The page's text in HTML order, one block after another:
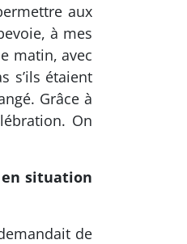
aux
à mes
matin, avec
s’ils étaient
Grâce à
On
en situation
de